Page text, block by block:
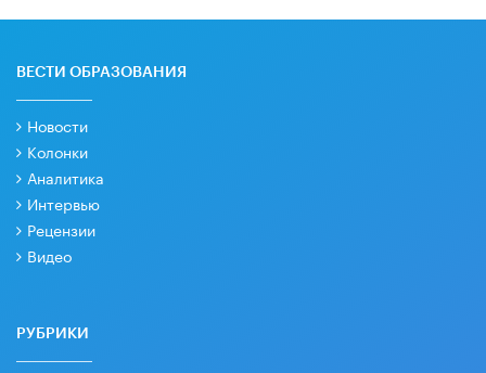
ВЕСТИ ОБРАЗОВАНИЯ
Новости
Колонки
Аналитика
Интервью
Рецензии
Видео
РУБРИКИ